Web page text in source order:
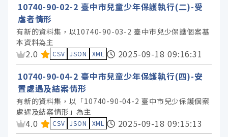
10740-90-02-2 臺中市兒童少年保護執行(二)-受
虐者情形
有新的資料集，以10740-90-03-2 臺中市兒少保護個案基
本資料為主
資料集評分：
2.0 CSV JSON XML
2025-09-18 09:16:31
10740-90-04-2 臺中市兒童少年保護執行(四)-安
置處遇及結案情形
有新的資料集，以「10740-90-04-2 臺中市兒少保護個案
處遇及結案情形」為主
資料集評分：
4.0 CSV JSON XML
2025-09-18 09:15:13